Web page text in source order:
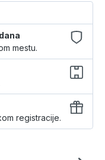
mestu.
registracije.